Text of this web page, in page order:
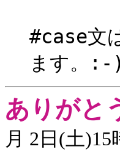
#case文
ます。:-)
ありがと
月 2日(土)15